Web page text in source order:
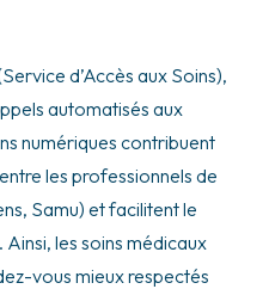
d’Accès aux Soins),
automatisés aux
numériques contribuent
entre les professionnels de
Samu) et facilitent le
les soins médicaux
vous mieux respectés